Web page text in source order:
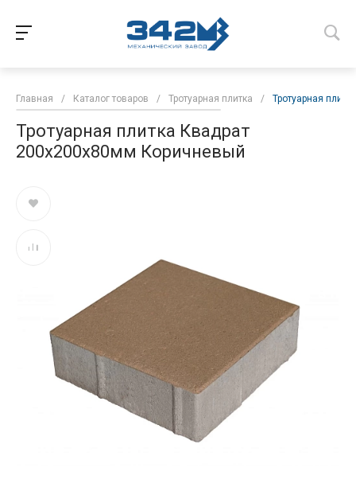
Главная / Каталог товаров / Тротуарная плитка / Тротуарная
Тротуарная плитка Квадрат
200х200х80мм Коричневый